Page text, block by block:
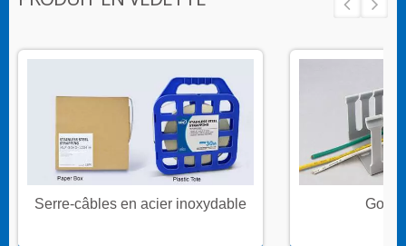
Serre-câbles en acier inoxydable